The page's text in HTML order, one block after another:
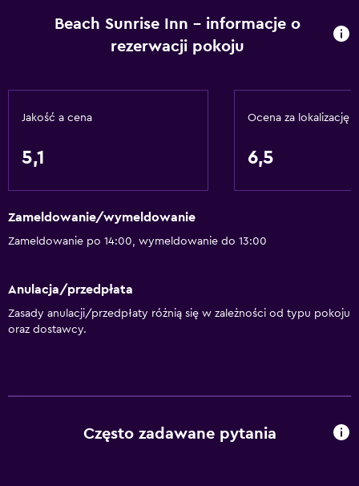
Obsługa pokojowa
Transfer z lotniska
Multimedia i rozrywka
Atrakcje
Nurkowanie
Dostępna przechowalnia
Zdrowie i bezpieczeństwo
Beach Sunrise Inn – informacje o
rezerwacji pokoju
Jakość a cena
5,1
Ocena za lokalizację
6,5
Zameldowanie/wymeldowanie
Zameldowanie po 14:00, wymeldowanie do 13:00
Anulacja/przedpłata
Zasady anulacji/przedpłaty różnią się w zależności od typu pokoju
oraz dostawcy.
Często zadawane pytania